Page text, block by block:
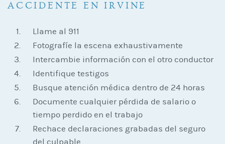
ACCIDENTE EN IRVINE
Llame al 911
Fotografíe la escena exhaustivamente
Intercambie información con el otro conductor
Identifique testigos
Busque atención médica dentro de 24 horas
Documente cualquier pérdida de salario o
tiempo perdido en el trabajo
Rechace declaraciones grabadas del seguro